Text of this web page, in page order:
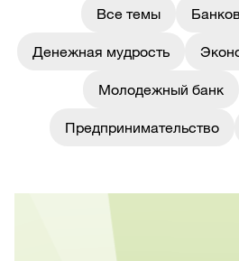
Все темы
Денежная мудрость
Молодежный банк
Предпринимательство